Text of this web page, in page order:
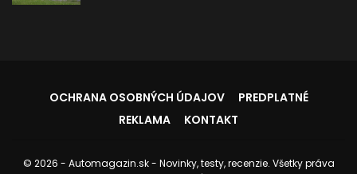
OCHRANA OSOBNÝCH ÚDAJOV
PREDPLATNÉ
REKLAMA
KONTAKT
© 2026 - Automagazin.sk - Novinky, testy, recenzie. Všetky práva